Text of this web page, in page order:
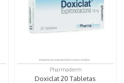
Pharmaderm
Doxiclat 20 Tabletas